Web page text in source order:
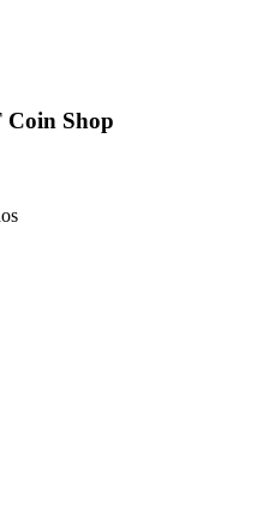
Coin Shop